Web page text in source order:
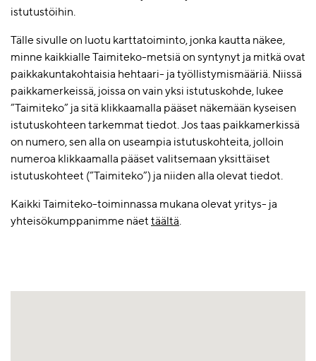
istutustöihin.
Tälle sivulle on luotu karttatoiminto, jonka kautta näkee,
minne kaikkialle Taimiteko-metsiä on syntynyt ja mitkä ovat
paikkakuntakohtaisia hehtaari- ja työllistymismääriä. Niissä
paikkamerkeissä, joissa on vain yksi istutuskohde, lukee
”Taimiteko” ja sitä klikkaamalla pääset näkemään kyseisen
istutuskohteen tarkemmat tiedot. Jos taas paikkamerkissä
on numero, sen alla on useampia istutuskohteita, jolloin
numeroa klikkaamalla pääset valitsemaan yksittäiset
istutuskohteet (”Taimiteko”) ja niiden alla olevat tiedot.
Kaikki Taimiteko-toiminnassa mukana olevat yritys- ja
yhteisökumppanimme näet täältä.